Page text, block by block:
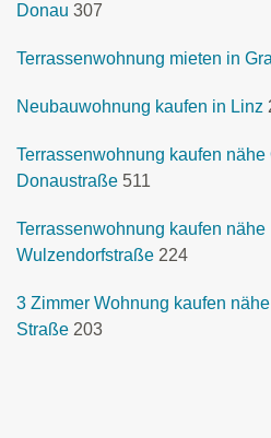
Donau 307
Terrassenwohnung mieten in
Neubauwohnung kaufen in Linz
Terrassenwohnung kaufen nähe
Donaustraße 511
Terrassenwohnung kaufen nähe
Wulzendorfstraße 224
3 Zimmer Wohnung kaufen
Straße 203